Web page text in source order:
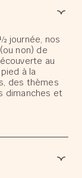
journée, nos
non) de
au
à la
des thèmes
dimanches et